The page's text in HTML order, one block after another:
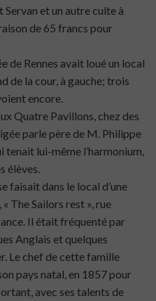
et un autre culte à
de 65 francs pour
de Rennes avait loué un local
de la cour, à gauche; trois
encore.
Quatre Pavillons, chez des
parle père de M. Philippe
lui-même l’harmonium,
élèves.
faisait dans le local d’une
The Sailors rest », rue
Il était fréquenté par
Anglais et quelques
Le chef de cette famille
pays natal, en 1857 pour
avec ses talents de